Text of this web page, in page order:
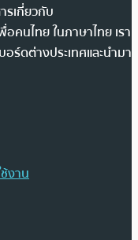
รเกี่ยวกับ
คนไทย ในภาษาไทย เรา
ร์ดต่างประเทศและนำมา
งาน